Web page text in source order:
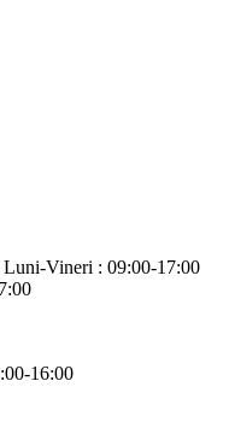
Luni-Vineri : 09:00-17:00
16:00